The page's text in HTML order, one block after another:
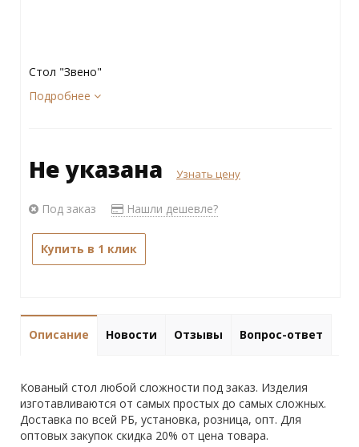
Стол "Звено"
Подробнее
Не указана Узнать цену
Под заказ Нашли дешевле?
Купить в 1 клик
Описание Новости Отзывы Вопрос-ответ
Кованый стол любой сложности под заказ. Изделия
изготавливаются от самых простых до самых сложных.
Доставка по всей РБ, установка, розница, опт. Для
оптовых закупок скидка 20% от цена товара.